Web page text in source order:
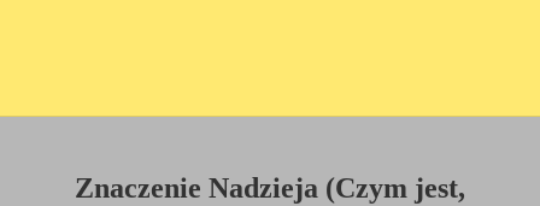
Znaczenie Nadzieja (Czym jest,